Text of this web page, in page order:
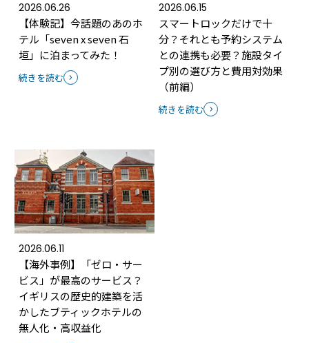
2026.06.26
【体験記】今話題のあのホ
テル「seven x seven 石
垣」に泊まってみた！
続きを読む
2026.06.15
スマートロックだけで十
分？それとも予約システム
との連携も必要？施設タイ
プ別の選び方と費用対効果
（前編）
続きを読む
2026.06.11
【海外事例】「ゼロ・サー
ビス」が最高のサービス？
イギリスの歴史的建築を活
かしたブティックホテルの
無人化・高収益化